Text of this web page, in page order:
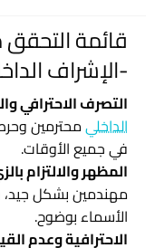
قائمة
-الإشراف
التصرف الاحترافي
الداخليمحترمين
في جميع الأوقات.
المظهر والالتزام
مهندمين بشكل جيد،
الأسماء بوضوح.
الاحترافية وعدم